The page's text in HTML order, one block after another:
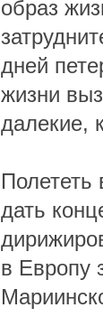
образ
дней
жизни
далекие,
Полететь
дать
в Европу